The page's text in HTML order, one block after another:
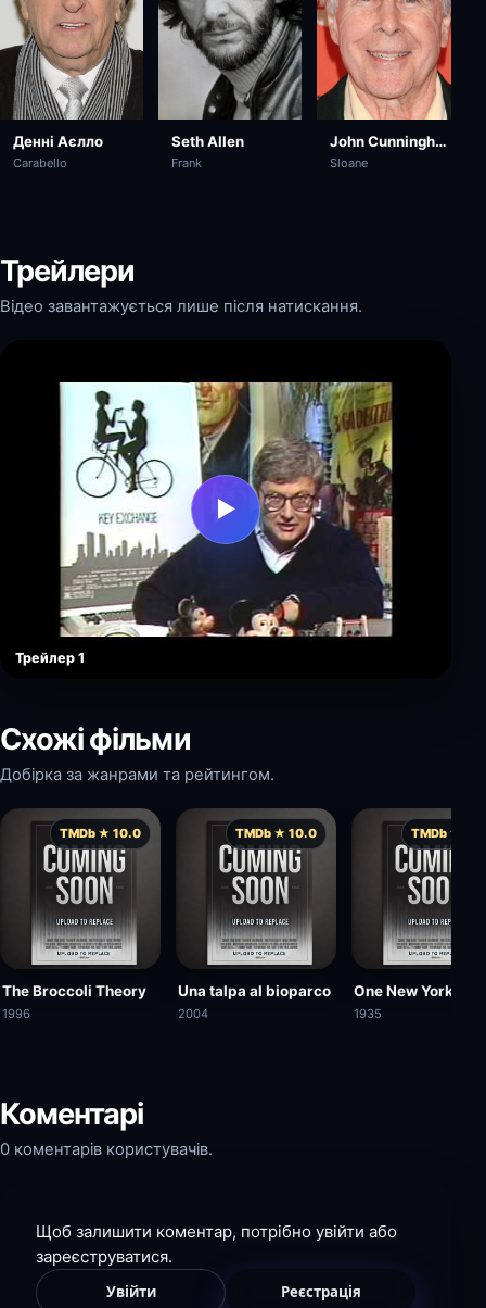
Денні Аєлло
Carabello
Seth Allen
Frank
John Cunningham
Sloane
Трейлери
Відео завантажується лише після натискання.
▶
Трейлер 1
Схожі фільми
Добірка за жанрами та рейтингом.
TMDb ★ 10.0
The Broccoli Theory
1996
TMDb ★ 10.0
Una talpa al bioparco
2004
TMDb ★
One New York
1935
Коментарі
0 коментарів користувачів.
Щоб залишити коментар, потрібно увійти або
зареєструватися.
Увійти Реєстрація